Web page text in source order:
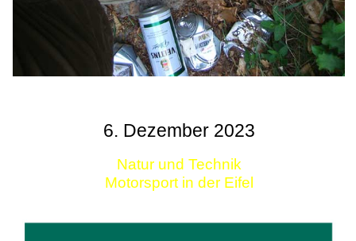
6. Dezember 2023
Natur und Technik
Motorsport in der Eifel